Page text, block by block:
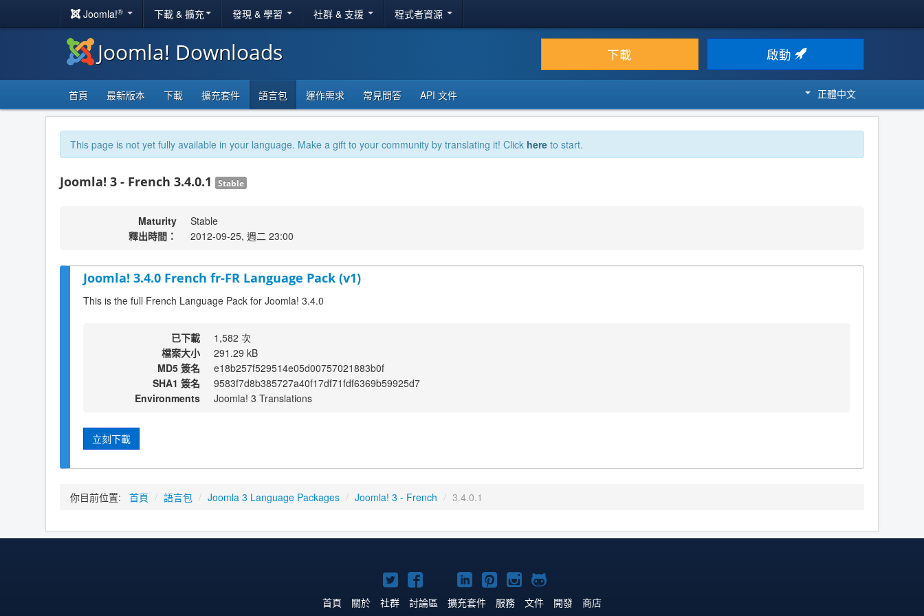
Joomla!® 下載 & 擴充 發現 & 學習 社群 & 支援 程式者資源
Joomla! Downloads 下載 啟動
首頁 最新版本 下載 擴充套件 語言包 運作需求 常見問答 API 文件 正體中文
This page is not yet fully available in your language. Make a gift to your community by translating it! Click here to start.
Joomla! 3 - French 3.4.0.1 Stable
Maturity
Stable
釋出時間：
2012-09-25, 週二 23:00
Joomla! 3.4.0 French fr-FR Language Pack (v1)
This is the full French Language Pack for Joomla! 3.4.0
已下載
1,582 次
檔案大小
291.29 kB
MD5 簽名
e18b257f529514e05d00757021883b0f
SHA1 簽名
9583f7d8b385727a40f17df71fdf6369b59925d7
Environments
Joomla! 3 Translations
立刻下載
你目前位置: 首頁 / 語言包 / Joomla 3 Language Packages / Joomla! 3 - French / 3.4.0.1
Twitter
上
Facebook
上
YouTube
上
Linkedln
上
Pinterest
上
Instagram
上
GitHub
上
首頁 關於 社群 討論區 擴充套件 服務 文件 開發 商店